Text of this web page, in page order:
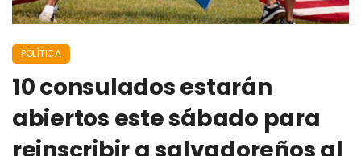
POLÍTICA
10 consulados estarán
abiertos este sábado para